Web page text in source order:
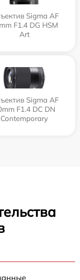
Sigma AF
F1.4 DG HSM
Art
Sigma AF
F1.4 DC DN
Contemporary